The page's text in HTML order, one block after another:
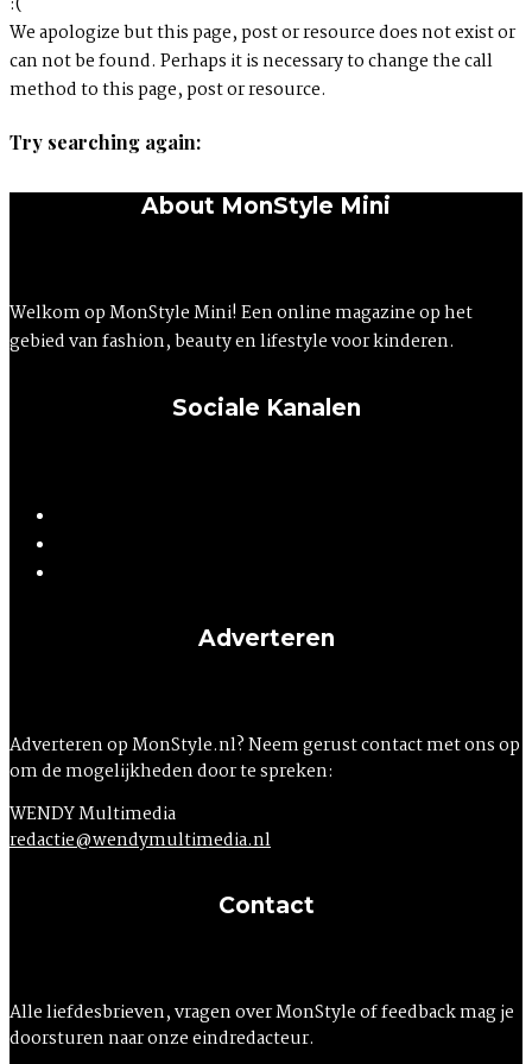
We apologize but this page, post or resource does not exist or
can not be found. Perhaps it is necessary to change the call
method to this page, post or resource.
Try searching again:
About MonStyle Mini
Welkom op MonStyle Mini! Een online magazine op het
gebied van fashion, beauty en lifestyle voor kinderen.
Sociale Kanalen
Adverteren
Adverteren op MonStyle.nl? Neem gerust contact met ons op
om de mogelijkheden door te spreken:
WENDY Multimedia
redactie@wendymultimedia.nl
Contact
Alle liefdesbrieven, vragen over MonStyle of feedback mag je
doorsturen naar onze eindredacteur.